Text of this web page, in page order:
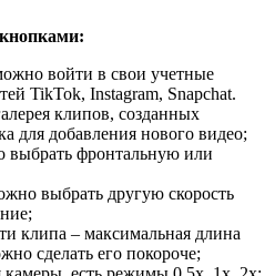
войти в свои учетные
TikTok, Instagram, Snapchat.
клипов, созданных
для добавления нового видео;
выбрать фронтальную или
выбрать другую скорость
клипа – максимальная длина
сделать его покороче;